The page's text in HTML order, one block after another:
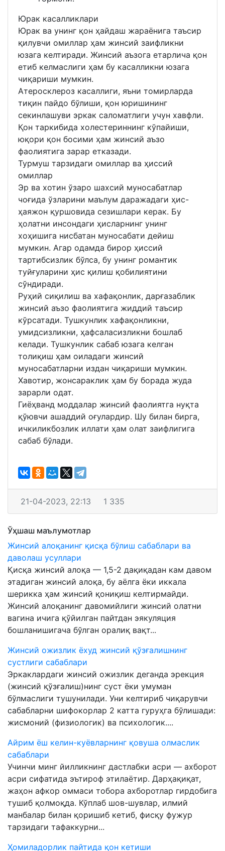
Юрак касалликлари
Юрак ва унинг қон ҳайдаш жараёнига таъсир
қилувчи омиллар ҳам жинсий заифликни
юзага келтиради. Жинсий аъзога етарлича қон
етиб келмаслиги ҳам бу касалликни юзага
чиқариши мумкин.
Атеросклероз касаллиги, яъни томирларда
тиқин пайдо бўлиши, қон юришининг
секинлашуви эркак саломатлиги учун хавфли.
Қон таркибида холестериннинг кўпайиши,
юқори қон босими ҳам жинсий аъзо
фаолиятига зарар етказади.
Турмуш тарзидаги омиллар ва ҳиссий
омиллар
Эр ва хотин ўзаро шахсий муносабатлар
чоғида ўзларини маълум даражадаги ҳис-
ҳаяжон қуршовида сезишлари керак. Бу
ҳолатни инсондаги ҳисларнинг унинг
хоҳишига нисбатан муносабати дейиш
мумкин. Агар одамда бирор ҳиссий
тартибсизлик бўлса, бу унинг романтик
туйғуларини ҳис қилиш қобилиятини
сўндиради.
Руҳий сиқилиш ва хафақонлик, дарғазаблик
жинсий аъзо фаолиятига жиддий таъсир
кўрсатади. Тушкунлик хафақонликни,
умидсизликни, ҳафсаласизликни бошлаб
келади. Тушкунлик сабаб юзага келган
толиқиш ҳам оиладаги жинсий
муносабатларни издан чиқариши мумкин.
Хавотир, жонсараклик ҳам бу борада жуда
зарарли одат.
Гиёҳванд моддалар жинсий фаолиятга нуқта
қўювчи ашаддий оғулардир. Шу билан бирга,
ичкиликбозлик иллати ҳам олат заифлигига
сабаб бўлади.
21-04-2023, 22:13 1 335
Ўҳшаш маълумотлар
Жинсий алоқанинг қисқа бўлиш сабаблари ва
даволаш усуллари
Қисқа жинсий алоқа — 1,5-2 дақиқадан кам давом
этадиган жинсий алоқа, бу аёлга ёки иккала
шерикка ҳам жинсий қониқиш келтирмайди.
Жинсий алоқанинг давомийлиги жинсий олатни
вагина ичига қўйилган пайтдан эякуляция
бошланишигача бўлган оралиқ вақт...
Жинсий ожизлик ёхуд жинсий қўзғалишнинг
сустлиги сабаблари
Эркаклардаги жинсий ожизлик деганда эрекция
(жинсий қўзғалиш)нинг суст ёки умуман
бўлмаслиги тушунилади. Уни келтириб чиқарувчи
сабабларни шифокорлар 2 катта гуруҳга бўлишади:
жисмоний (физиологик) ва психологик....
Айрим ёш келин-куёвларнинг қовуша олмаслик
сабаблари
Учинчи минг йилликнинг дастлабки асри — ахборот
асри сифатида эътироф этилаётир. Дарҳақиқат,
жаҳон афкор оммаси тобора ахборотлар гирдобига
тушиб қолмоқда. Кўплаб шов-шувлар, илмий
манбалар билан қоришиб кетиб, фисқу фужур
тарзидаги тафаккурни...
Ҳомиладорлик пайтида қон кетиши